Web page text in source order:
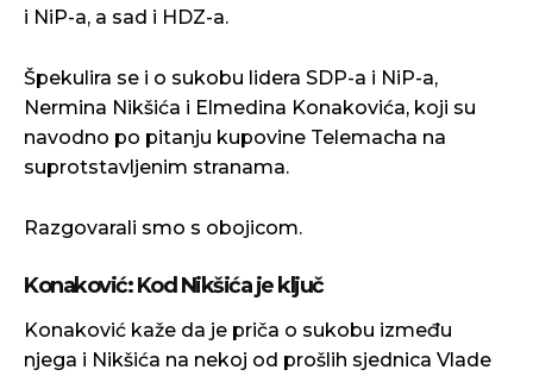
i NiP-a, a sad i HDZ-a.
Špekulira se i o sukobu lidera SDP-a i NiP-a,
Nermina Nikšića i Elmedina Konakovića, koji su
navodno po pitanju kupovine Telemacha na
suprotstavljenim stranama.
Razgovarali smo s obojicom.
Konaković: Kod Nikšića je ključ
Konaković kaže da je priča o sukobu između
njega i Nikšića na nekoj od prošlih sjednica Vlade